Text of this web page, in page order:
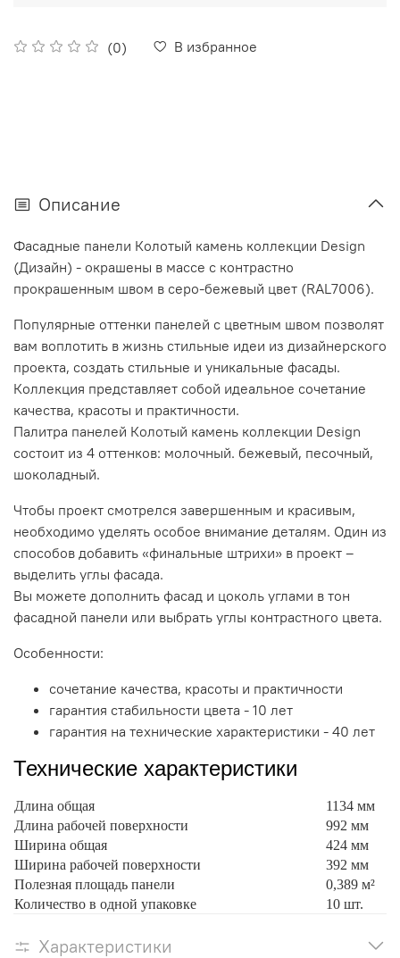
(0) В избранное
Описание
Фасадные панели Колотый камень коллекции Design
(Дизайн) - окрашены в массе с контрастно
прокрашенным швом в серо-бежевый цвет (RAL7006).
Популярные оттенки панелей с цветным швом позволят
вам воплотить в жизнь стильные идеи из дизайнерского
проекта, создать стильные и уникальные фасады.
Коллекция представляет собой идеальное сочетание
качества, красоты и практичности.
Палитра панелей Колотый камень коллекции Design
состоит из 4 оттенков: молочный. бежевый, песочный,
шоколадный.
Чтобы проект смотрелся завершенным и красивым,
необходимо уделять особое внимание деталям. Один из
способов добавить «финальные штрихи» в проект –
выделить углы фасада.
Вы можете дополнить фасад и цоколь углами в тон
фасадной панели или выбрать углы контрастного цвета.
Особенности:
сочетание качества, красоты и практичности
гарантия стабильности цвета - 10 лет
гарантия на технические характеристики - 40 лет
Технические характеристики
Длина общая
1134 мм
Длина рабочей поверхности
992 мм
Ширина общая
424 мм
Ширина рабочей поверхности
392 мм
Полезная площадь панели
0,389 м²
Количество в одной упаковке
10 шт.
Характеристики